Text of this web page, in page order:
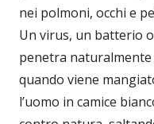
nei polmoni, occhi e
Un virus, un batterio
penetra
quando viene
l’uomo in camice